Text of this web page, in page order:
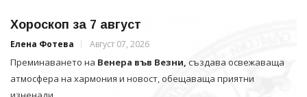
Хороскоп за 7 август
Елена Фотева Август 07, 2026
Преминаването на Венера във Везни, създава освежаваща
атмосфера на хармония и новост, обещаваща приятни